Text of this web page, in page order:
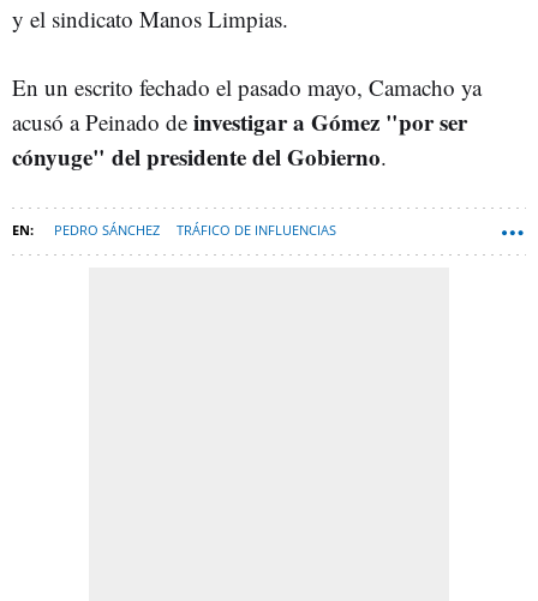
y el sindicato Manos Limpias.
En un escrito fechado el pasado mayo, Camacho ya
acusó a Peinado de investigar a Gómez "por ser
cónyuge" del presidente del Gobierno.
PEDRO SÁNCHEZ TRÁFICO DE INFLUENCIAS